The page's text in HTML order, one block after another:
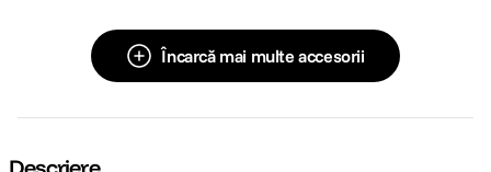
Încarcă mai multe accesorii